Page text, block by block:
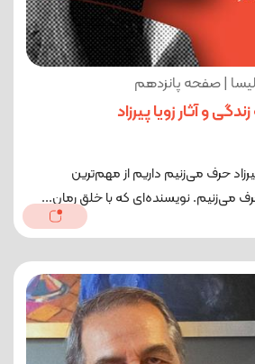
| صفحه پانزدهم
و آثار زویا پیرزاد
حرف می‌زنیم داریم از مهم‌ترین
می‌زنیم. نویسنده‌ای که با خلق رمان...